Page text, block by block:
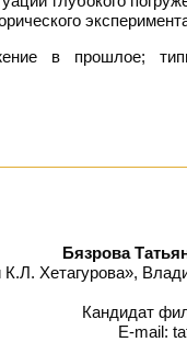
в прошлое;
Бязрова
Хетагурова»,
Кандидат
E-mail: